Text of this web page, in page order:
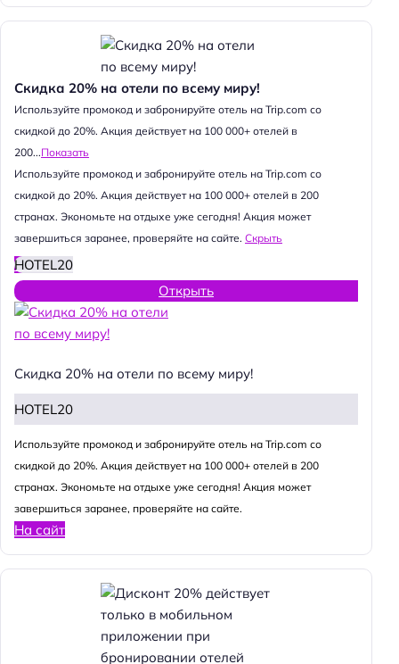
Скидка 20% на отели по всему миру!
Используйте промокод и забронируйте отель на Trip.com со
скидкой до 20%. Акция действует на 100 000+ отелей в
200...Показать
Используйте промокод и забронируйте отель на Trip.com со
скидкой до 20%. Акция действует на 100 000+ отелей в 200
странах. Экономьте на отдыхе уже сегодня! Акция может
завершиться заранее, проверяйте на сайте. Скрыть
HOTEL20
Открыть
Скидка 20% на отели по всему миру!
HOTEL20
Используйте промокод и забронируйте отель на Trip.com со
скидкой до 20%. Акция действует на 100 000+ отелей в 200
странах. Экономьте на отдыхе уже сегодня! Акция может
завершиться заранее, проверяйте на сайте.
На сайт